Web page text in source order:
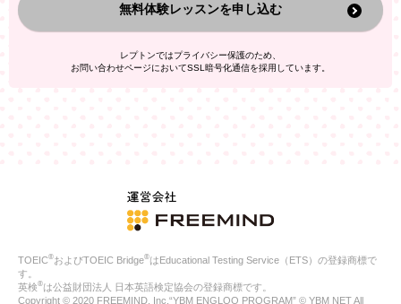
なお、この利用目的を超えた個人情報の取扱いは行いません。ま
た、これ以外の目的で個人情報を利用することはありません。
人情報を、本人が特定されないデータに不可逆変換した上で第三
者広告配信事業者においてマッチングを行い、その結果に基づい
ご本人の同意がある場合
法令に基づく場合
人の生命、身体または財産の保護のために必要がある場合であ
公衆衛生の向上または児童の健全な育成の推進のために特に必
合
無料体験レッスンを申し込む
レプトンではプライバシー保護のため、
お問い合わせページにおいてSSL暗号化通信を採用しています。
TOEIC®およびTOEIC Bridge®はEducational Testing Service（ETS）の登録商標で
す。
英検®は公益財団法人 日本英語検定協会の登録商標です。
Copyright © 2020 FREEMIND, Inc.“YBM ENGLOO PROGRAM” © YBM NET All